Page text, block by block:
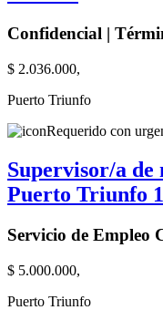
Confidencial |
$ 2.036.000,
Puerto Triunfo
Requerido con
Supervisor/a
Puerto Triunfo
Servicio de Empleo
$ 5.000.000,
Puerto Triunfo